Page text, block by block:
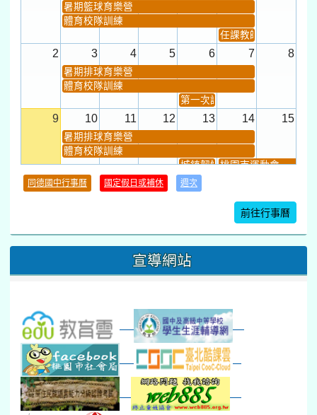
暑期籃球育樂營
體育校隊訓練
任課教師抽籤
2 3 4 5 6 7 8
暑期排球育樂營
體育校隊訓練
第一次課發會 (12:30~)
9 10 11 12 13 14 15
暑期排球育樂營
體育校隊訓練
城鎮韌性(防空)演習
桃園市運動會
暑期體育育樂營結束
21 22
桃園市運動會
數感實驗夏令營(整天)
新生智力測驗補測(...
下午-新進教師研習
教師備課會議
新生訓練(整天)新生訓練(~12:00)
下午-校務會議14:00-
八九年級返校8-9
防災演練工作分配及...
30 31 2 3
本週_健康檢查週各班器材負責人訓練
發放班級書箱及晨讀...
技藝教育學程說明會...
12:30幹部訓練七年級新生健檢
同德國中行事曆 國定假日或補休 週次
前往行事曆
宣導網站